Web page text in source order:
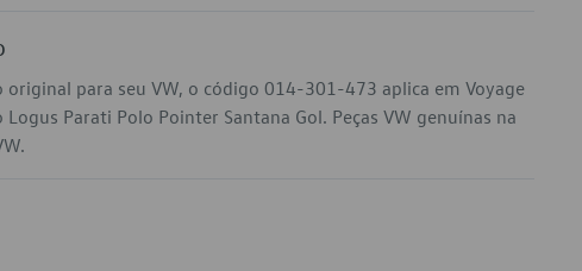
original para seu VW, o código 014-301-473 aplica em Voyage
Parati Polo Pointer Santana Gol. Peças VW genuínas na